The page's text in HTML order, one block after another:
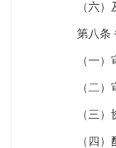
（六
第八条
（一
（二
（三
（四